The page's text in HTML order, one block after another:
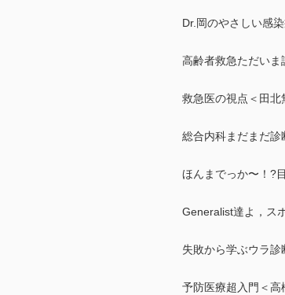
Dr.岡のやさしい感
高齢者救急ただい
救急医の視点＜田北
総合内科まだまだ
ほんまでっか〜！?
Generalist達よ，ス
失敗から学ぶウラ診
予防医療超入門＜高